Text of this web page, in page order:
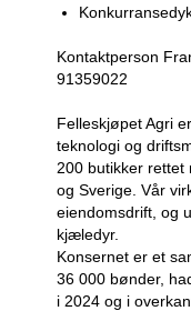
Kontaktperson
91359022
Felleskjøpet Agri
teknologi og
200 butikker
og Sverige. Vår
eiendomsdrift, og
kjæledyr.
Konsernet er et
36 000 bønder,
i 2024 og i